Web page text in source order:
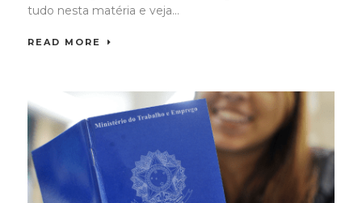
tudo nesta matéria e veja...
READ MORE